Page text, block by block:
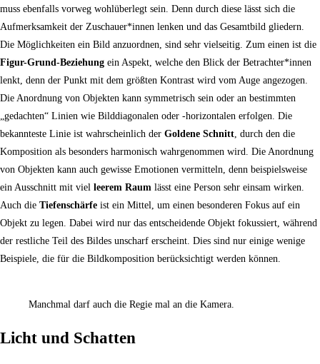
muss ebenfalls vorweg wohlüberlegt sein. Denn durch diese lässt sich die
Aufmerksamkeit der Zuschauer*innen lenken und das Gesamtbild gliedern.
Die Möglichkeiten ein Bild anzuordnen, sind sehr vielseitig. Zum einen ist die
Figur-Grund-Beziehung ein Aspekt, welche den Blick der Betrachter*innen
lenkt, denn der Punkt mit dem größten Kontrast wird vom Auge angezogen.
Die Anordnung von Objekten kann symmetrisch sein oder an bestimmten
„gedachten“ Linien wie Bilddiagonalen oder -horizontalen erfolgen. Die
bekannteste Linie ist wahrscheinlich der Goldene Schnitt , durch den die
Komposition als besonders harmonisch wahrgenommen wird. Die Anordnung
von Objekten kann auch gewisse Emotionen vermitteln, denn beispielsweise
ein Ausschnitt mit viel leerem Raum lässt eine Person sehr einsam wirken.
Auch die Tiefenschärfe ist ein Mittel, um einen besonderen Fokus auf ein
Objekt zu legen. Dabei wird nur das entscheidende Objekt fokussiert, während
der restliche Teil des Bildes unscharf erscheint. Dies sind nur einige wenige
Beispiele, die für die Bildkomposition berücksichtigt werden können.
Manchmal darf auch die Regie mal an die Kamera.
Licht und Schatten